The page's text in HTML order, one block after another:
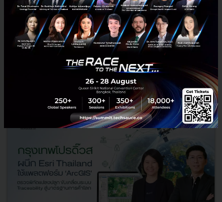
RELATED ARTICLE